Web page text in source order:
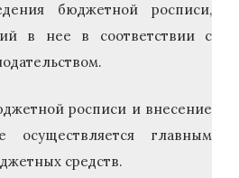
бюджетной росписи,
в нее в соответствии с
росписи и внесение
главным
средств.